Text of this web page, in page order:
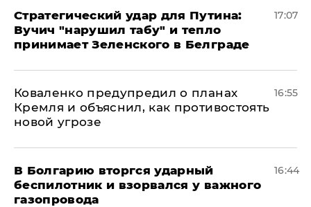
Стратегический удар для Путина:
Вучич "нарушил табу" и тепло
принимает Зеленского в Белграде
17:07
Коваленко предупредил о планах
Кремля и объяснил, как противостоять
новой угрозе
16:55
В Болгарию вторгся ударный
беспилотник и взорвался у важного
газопровода
16:44